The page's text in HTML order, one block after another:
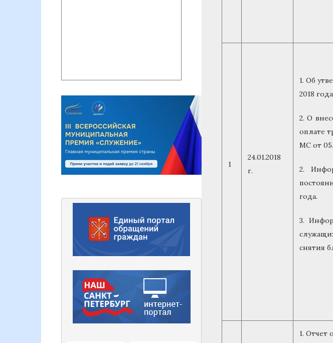
1
24.01.2018
г.
1. Об
2018
2. О
оплате
МС от
2.
года.
3.
снятия
1. Отчет